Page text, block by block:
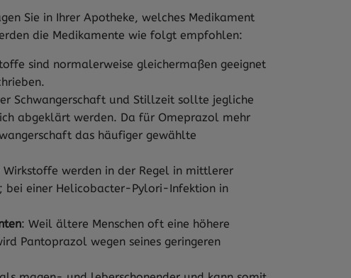
Sie in Ihrer Apotheke, welches Medikament
die Medikamente wie folgt empfohlen:
sind normalerweise gleichermaßen geeignet
Schwangerschaft und Stillzeit sollte jegliche
abgeklärt werden. Da für Omeprazol mehr
das häufiger gewählte
Wirkstoffe werden in der Regel in mittlerer
bei einer Helicobacter-Pylori-Infektion in
: Weil ältere Menschen oft eine höhere
Pantoprazol wegen seines geringeren